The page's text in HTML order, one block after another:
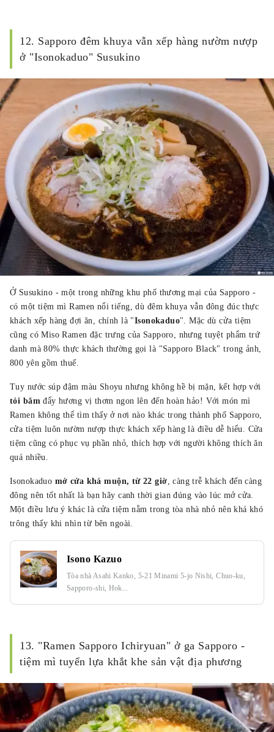
12. Sapporo đêm khuya vẫn xếp hàng nườm nượp
ở "Isonokaduo" Susukino
Ở Susukino - một trong những khu phố thương mại của Sapporo -
có một tiệm mì Ramen nổi tiếng, dù đêm khuya vẫn đông đúc thực
khách xếp hàng đợi ăn, chính là "Isonokaduo". Mặc dù cửa tiệm
cũng có Miso Ramen đặc trưng của Sapporo, nhưng tuyệt phẩm trứ
danh mà 80% thực khách thường gọi là "Sapporo Black" trong ảnh,
800 yên gồm thuế.
Tuy nước súp đậm màu Shoyu nhưng không hề bị mặn, kết hợp với
tỏi băm đẩy hương vị thơm ngon lên đến hoàn hảo! Với món mì
Ramen không thể tìm thấy ở nơi nào khác trong thành phố Sapporo,
cửa tiệm luôn nườm nượp thực khách xếp hàng là điều dễ hiểu. Cửa
tiệm cũng có phục vụ phần nhỏ, thích hợp với người không thích ăn
quá nhiều.
Isonokaduo mở cửa khá muộn, từ 22 giờ , càng trễ khách đến càng
đông nên tốt nhất là bạn hãy canh thời gian đúng vào lúc mở cửa.
Một điều lưu ý khác là cửa tiệm nằm trong tòa nhà nhỏ nên khá khó
trông thấy khi nhìn từ bên ngoài.
Isono Kazuo
Tòa nhà Asahi Kanko, 5-21 Minami 5-jo Nishi, Chuo-ku,
Sapporo-shi, Hok...
13. "Ramen Sapporo Ichiryuan" ở ga Sapporo -
tiệm mì tuyển lựa khắt khe sản vật địa phương